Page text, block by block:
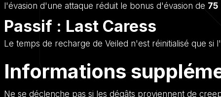
l'évasion d'une attaque réduit le bonus d'évasion de 75
Passif : Last Caress
Le temps de recharge de Veiled n'est réinitialisé que
Informations
Ne se déclenche pas si les dégâts proviennent de